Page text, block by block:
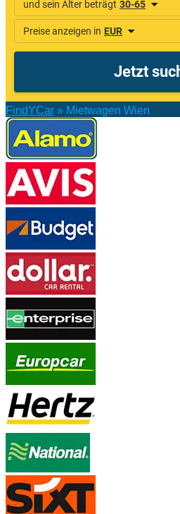
FindYCar » Mietwagen Wien